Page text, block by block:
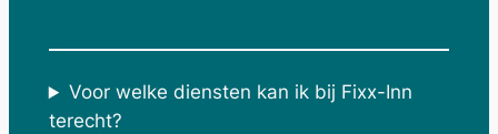
Voor welke diensten kan ik bij Fixx-Inn
terecht?